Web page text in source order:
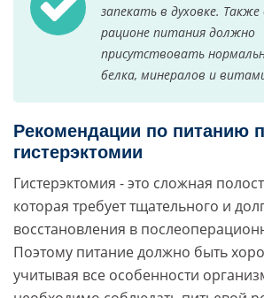
запекать в духовке.
рационе питания должно
присутствовать
белка, минералов и
Рекомендации по питанию
гистерэктомии
Гистерэктомия - это сложная
которая требует тщательного и
восстановления в
Поэтому питание должно быть
учитывая все особенности